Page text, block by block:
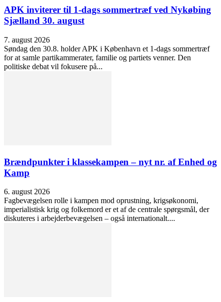
APK inviterer til 1-dags sommertræf ved Nykøbing
Sjælland 30. august
7. august 2026
Søndag den 30.8. holder APK i København et 1-dags sommertræf
for at samle partikammerater, familie og partiets venner. Den
politiske debat vil fokusere på...
Brændpunkter i klassekampen – nyt nr. af Enhed og
Kamp
6. august 2026
Fagbevægelsen rolle i kampen mod oprustning, krigsøkonomi,
imperialistisk krig og folkemord er et af de centrale spørgsmål, der
diskuteres i arbejderbevægelsen – også internationalt....